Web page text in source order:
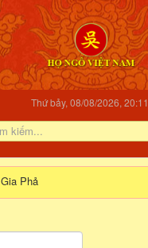
Thứ bảy, 08/08/2026, 20:11
Gia Phả